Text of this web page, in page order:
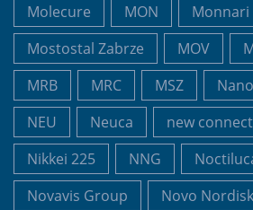
Molecure
MON Monnari
Mostostal Zabrze
MOV
MRB
MRC MSZ
NEU
Neuca new connect
Nikkei 225
NNG
Novavis Group
Novo Nordisk